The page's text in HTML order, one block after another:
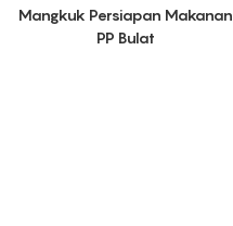
Mangkuk Persiapan Makanan
PP Bulat